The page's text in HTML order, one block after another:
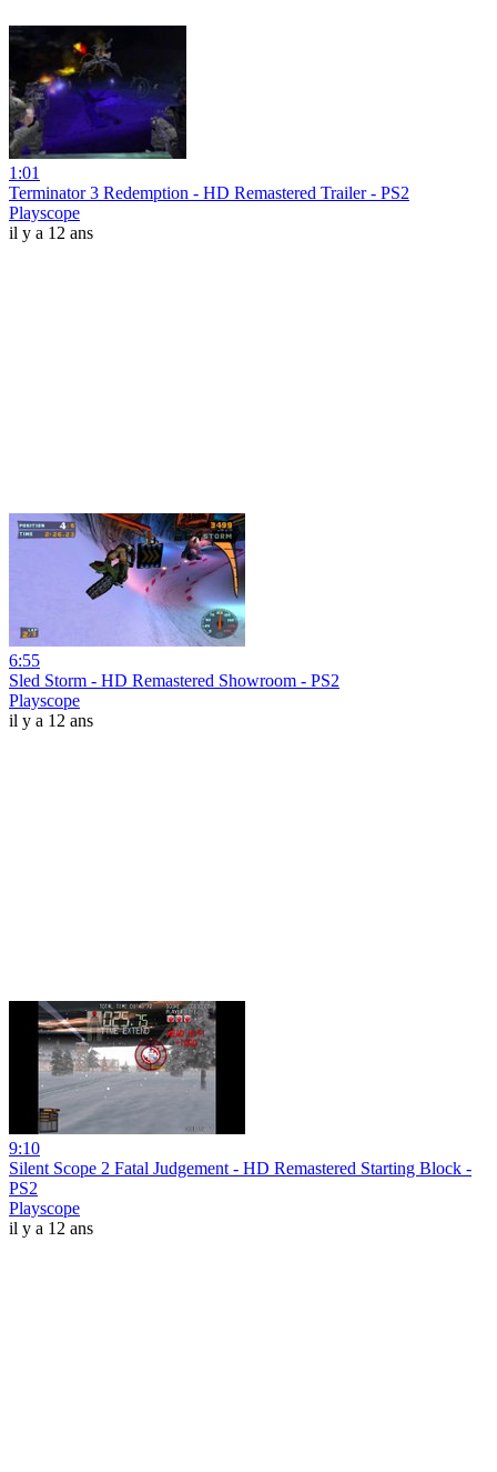
1:01
Terminator 3 Redemption - HD Remastered Trailer - PS2
Playscope
il y a 12 ans
6:55
Sled Storm - HD Remastered Showroom - PS2
Playscope
il y a 12 ans
9:10
Silent Scope 2 Fatal Judgement - HD Remastered Starting Block -
PS2
Playscope
il y a 12 ans